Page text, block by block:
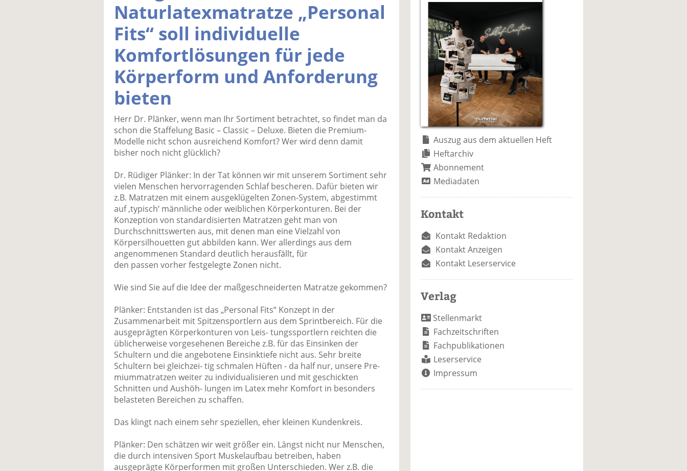
uf
e
b
o
o
il
e
n
wi uf
di
n
e
n
er
v
er
d
D
Naturlatexmatratze „Personal
Fits“ soll individuelle
Komfortlösungen für jede
Körperform und Anforderung
bieten
Herr Dr. Plänker, wenn man Ihr Sortiment betrachtet, so findet man da
schon die Staffelung Basic – Classic – Deluxe. Bieten die Premium-
Modelle nicht schon ausreichend Komfort? Wer wird denn damit
bisher noch nicht glücklich?
Dr. Rüdiger Plänker: In der Tat können wir mit unserem Sortiment sehr
vielen Menschen hervorragenden Schlaf bescheren. Dafür bieten wir
z.B. Matratzen mit einem ausgeklügelten Zonen-System, abgestimmt
auf ‚typisch‘ männliche oder weiblichen Körperkonturen. Bei der
Konzeption von standardisierten Matratzen geht man von
Durchschnittswerten aus, mit denen man eine Vielzahl von
Körpersilhouetten gut abbilden kann. Wer allerdings aus dem
angenommenen Standard deutlich herausfällt, für
den passen vorher festgelegte Zonen nicht.
Wie sind Sie auf die Idee der maßgeschneiderten Matratze gekommen?
Plänker: Entstanden ist das „Personal Fits“ Konzept in der
Zusammenarbeit mit Spitzensportlern aus dem Sprintbereich. Für die
ausgeprägten Körperkonturen von Leis- tungssportlern reichten die
üblicherweise vorgesehenen Bereiche z.B. für das Einsinken der
Schultern und die angebotene Einsinktiefe nicht aus. Sehr breite
Schultern bei gleichzei- tig schmalen Hüften - da half nur, unsere Pre-
miummatratzen weiter zu individualisieren und mit geschickten
Schnitten und Aushöh- lungen im Latex mehr Komfort in besonders
belasteten Bereichen zu schaffen.
Das klingt nach einem sehr speziellen, eher kleinen Kundenkreis.
Plänker: Den schätzen wir weit größer ein. Längst nicht nur Menschen,
die durch intensiven Sport Muskelaufbau betreiben, haben
ausgeprägte Körperformen mit großen Unterschieden. Wer z.B. die
Auszug aus dem aktuellen Heft
Heftarchiv
Abonnement
Mediadaten
Kontakt
Kontakt Redaktion
Kontakt Anzeigen
Kontakt Leserservice
Verlag
Stellenmarkt
Fachzeitschriften
Fachpublikationen
Leserservice
Impressum